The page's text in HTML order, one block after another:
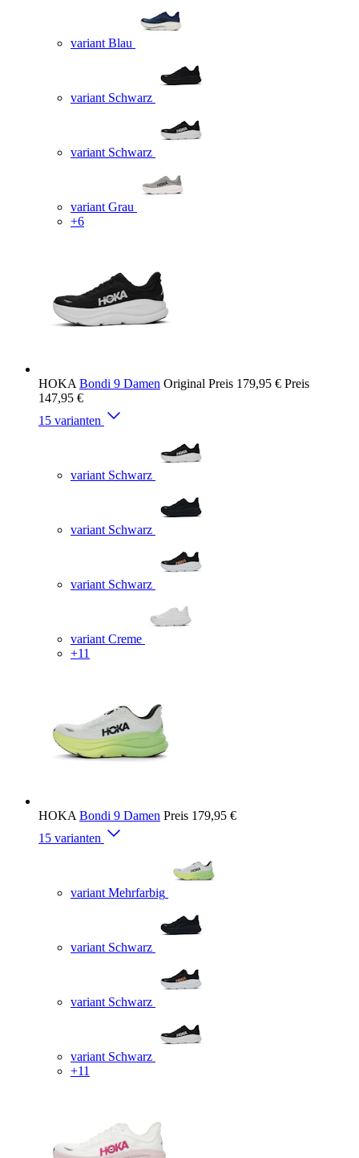
variant Blau
variant Schwarz
variant Schwarz
variant Grau
+6
HOKA Bondi 9 Damen Original Preis 179,95 € Preis
147,95 €
15 varianten
variant Schwarz
variant Schwarz
variant Schwarz
variant Creme
+11
HOKA Bondi 9 Damen Preis 179,95 €
15 varianten
variant Mehrfarbig
variant Schwarz
variant Schwarz
variant Schwarz
+11